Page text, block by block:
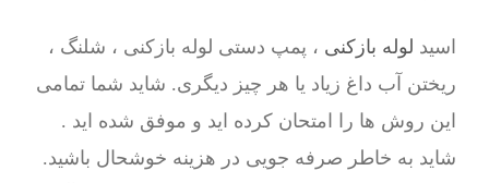
اسید لوله بازکنی ، پمپ دستی لوله بازکنی ، شلنگ ،
ریختن آب داغ زیاد یا هر چیز دیگری. شاید شما تمامی
این روش ها را امتحان کرده اید و موفق شده اید .
شاید به خاطر صرفه جویی در هزینه خوشحال باشید.